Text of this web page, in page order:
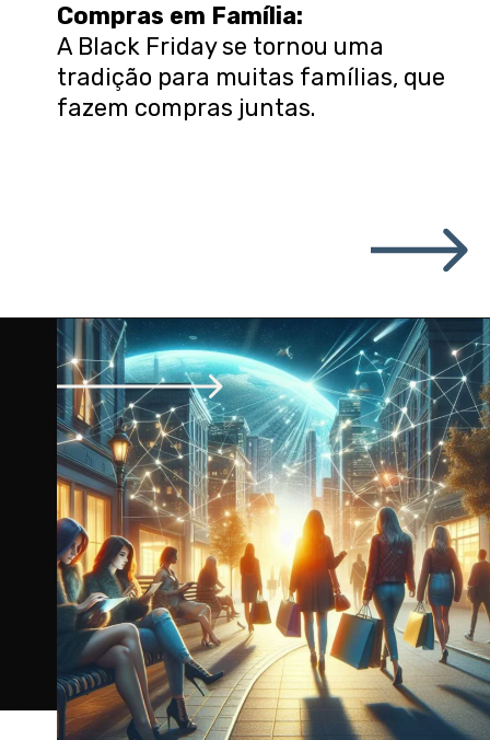
Compras em Família:
A Black Friday se tornou uma
tradição para muitas famílias, que
fazem compras juntas.